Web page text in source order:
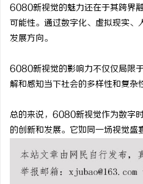
6080新视觉的魅力还在于其跨界
可能性。通过数字化、虚拟现实
发展方向。
6080新视觉的影响力不仅仅局限
解和感知当下社会的多样性和复杂
总的来说，6080新视觉作为数字
的创新和发展。它如同一场视觉
二胎妈妈遇见“纸巾危机”